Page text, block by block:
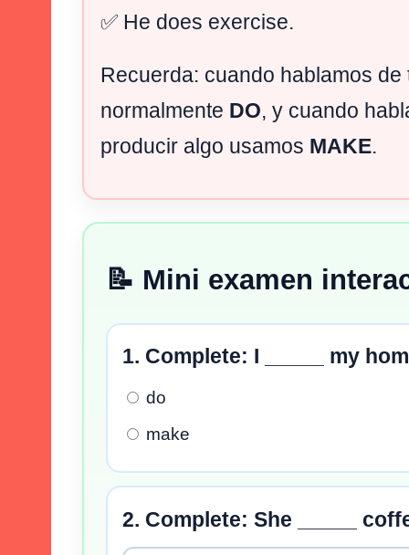
✅ He does exercise.
Recuerda: cuando hablamos
normalmente DO, y cuando
producir algo usamos MAKE.
📝 Mini examen
1. Complete: I _____ my
do
make
2. Complete: She _____